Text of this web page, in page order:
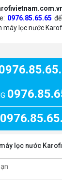
0976.85.65.65
máy lọc nước
lọc nước